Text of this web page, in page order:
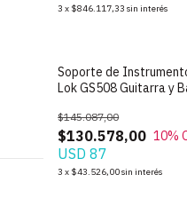
3 x $846.117,33 sin interés
Soporte de
Lok GS508 Guitarra y
$130.578,00
$145.087,00
10%
USD 87
3 x $43.526,00sin interés